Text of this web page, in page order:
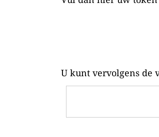
U kunt vervolgens de